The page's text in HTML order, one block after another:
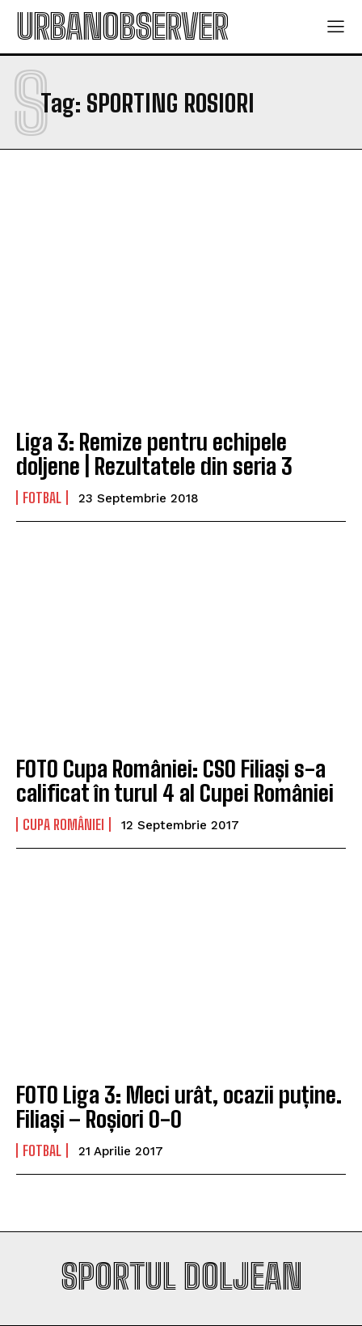
URBANOBSERVER
Tag: SPORTING ROSIORI
S
Liga 3: Remize pentru echipele
doljene | Rezultatele din seria 3
FOTBAL 23 Septembrie 2018
FOTO Cupa României: CSO Filiași s-a
calificat în turul 4 al Cupei României
CUPA ROMÂNIEI 12 Septembrie 2017
FOTO Liga 3: Meci urât, ocazii puține.
Filiași – Roșiori 0-0
FOTBAL 21 Aprilie 2017
SPORTUL DOLJEAN